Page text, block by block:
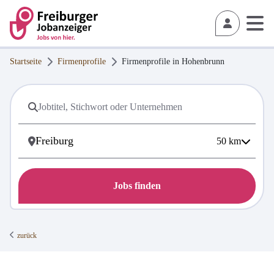
Startseite Firmenprofile Firmenprofile in Hohenbrunn
50 km
Jobs finden
zurück